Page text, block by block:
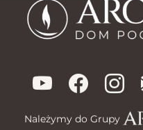
Należymy do Grupy